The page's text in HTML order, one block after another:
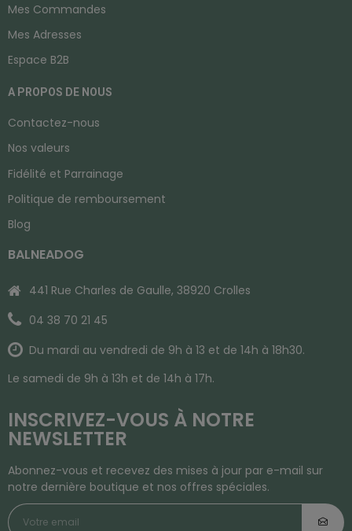
Mes Commandes
Mes Adresses
Espace B2B
A PROPOS DE NOUS
Contactez-nous
Nos valeurs
Fidélité et Parrainage
Politique de remboursement
Blog
BALNEADOG
441 Rue Charles de Gaulle, 38920 Crolles
04 38 70 21 45
Du mardi au vendredi de 9h à 13 et de 14h à 18h30.
Le samedi de 9h à 13h et de 14h à 17h.
INSCRIVEZ-VOUS À NOTRE
NEWSLETTER
Abonnez-vous et recevez des mises à jour par e-mail sur
notre dernière boutique et nos offres spéciales.